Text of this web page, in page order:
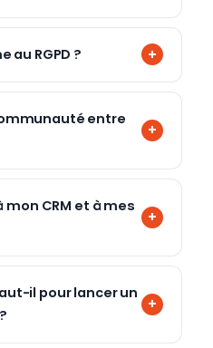
au RGPD ?
entre
CRM et à mes
il pour lancer un